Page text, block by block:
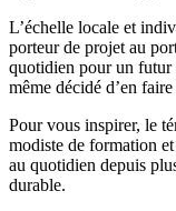
L’échelle locale et
porteur de projet au
quotidien pour un futur
même décidé d’en
Pour vous inspirer, le
modiste de formation
au quotidien depuis
durable.